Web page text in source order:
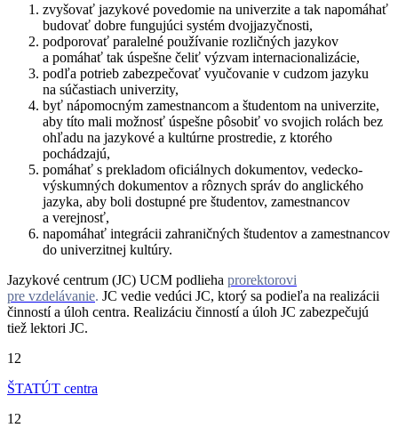
zvyšovať jazykové povedomie na univerzite a tak napomáhať
budovať dobre fungujúci systém dvojjazyčnosti,
podporovať paralelné používanie rozličných jazykov
a pomáhať tak úspešne čeliť výzvam internacionalizácie,
podľa potrieb zabezpečovať vyučovanie v cudzom jazyku
na súčastiach univerzity,
byť nápomocným zamestnancom a študentom na univerzite,
aby títo mali možnosť úspešne pôsobiť vo svojich rolách bez
ohľadu na jazykové a kultúrne prostredie, z ktorého
pochádzajú,
pomáhať s prekladom oficiálnych dokumentov, vedecko-
výskumných dokumentov a rôznych správ do anglického
jazyka, aby boli dostupné pre študentov, zamestnancov
a verejnosť,
napomáhať integrácii zahraničných študentov a zamestnancov
do univerzitnej kultúry.
Jazykové centrum (JC) UCM podlieha prorektorovi
pre vzdelávanie. JC vedie vedúci JC, ktorý sa podieľa na realizácii
činností a úloh centra. Realizáciu činností a úloh JC zabezpečujú
tiež lektori JC.
12
ŠTATÚT centra
12